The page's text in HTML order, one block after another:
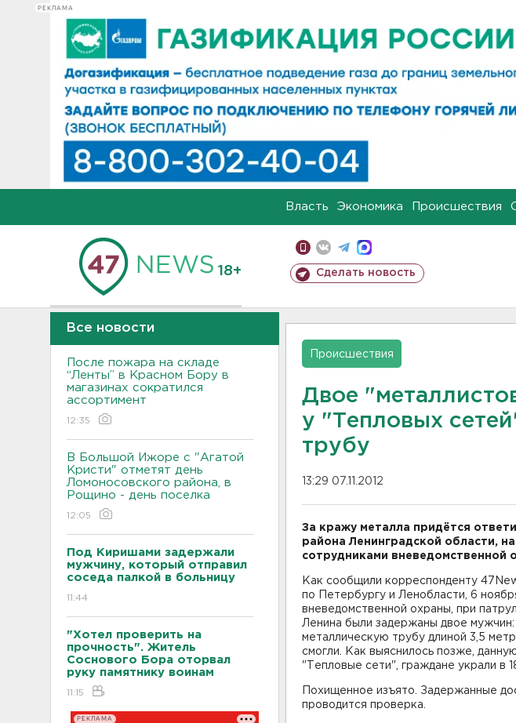
РЕКЛАМА
Власть Экономика Происшествия
18+ Сделать новость
Все новости
После пожара на складе
“Ленты” в Красном Бору в
магазинах сократился
ассортимент
12:35
В Большой Ижоре с "Агатой
Кристи" отметят день
Ломоносовского района, в
Рощино - день поселка
12:05
Под Киришами задержали
мужчину, который отправил
соседа палкой в больницу
11:44
"Хотел проверить на
прочность". Житель
Соснового Бора оторвал
руку памятнику воинам
11:15
РЕКЛАМА
Происшествия
Двое
у "Тепловых
трубу
13:29 07.11.2012
За кражу металла придётся
района Ленинградской области,
сотрудниками вневедомственной
Как сообщили корреспонденту
по Петербургу и Ленобласти, 6
вневедомственной охраны, при
Ленина были задержаны двое мужчин:
металлическую трубу длиной 3,5
смогли. Как выяснилось позже,
"Тепловые сети", граждане украли в
Похищенное изъято. Задержанные
проводится проверка.